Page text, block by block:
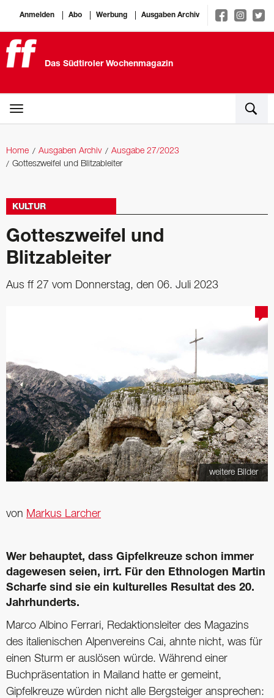
Anmelden Abo Werbung Ausgaben Archiv
Das Südtiroler Wochenmagazin
Home Ausgaben Archiv
Ausgabe 27/2023
Gotteszweifel und Blitzableiter
KULTUR
Gotteszweifel und
Blitzableiter
Aus ff 27 vom Donnerstag, den 06. Juli 2023
weitere Bilder
von Markus Larcher
Wer behauptet, dass Gipfelkreuze schon immer
dagewesen seien, irrt. Für den Ethnologen Martin
Scharfe sind sie ein kulturelles Resultat des 20.
Jahrhunderts.
Marco Albino Ferrari, Redaktionsleiter des Magazins
des italienischen Alpenvereins Cai, ahnte nicht, was für
einen Sturm er auslösen würde. Während einer
Buchpräsentation in Mailand hatte er gemeint,
Gipfelkreuze würden nicht alle Bergsteiger ansprechen: